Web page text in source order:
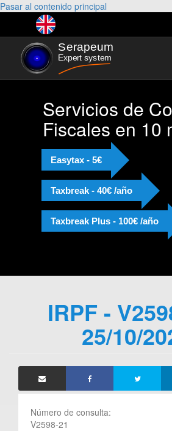
Pasar al contenido principal
Servicios de
Fiscales en 10
Easytax - 5€
Taxbreak - 40€ /año
Taxbreak Plus - 100€ /año
IRPF -
25/10/
Número de consulta:
V2598-21